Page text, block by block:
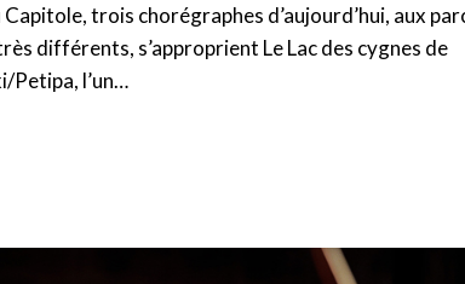
trois chorégraphes d’aujourd’hui, aux
différents, s’approprient Le Lac des cygnes de
Petipa, l’un…